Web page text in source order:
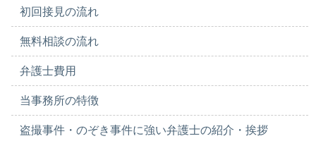
初回接見の流れ
無料相談の流れ
弁護士費用
当事務所の特徴
盗撮事件・のぞき事件に強い弁護士の紹介・挨拶